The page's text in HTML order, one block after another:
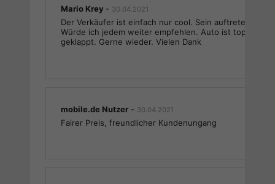
Mario Krey - 30.04.2021
Der Verkäufer ist einfach nur cool. Sein auftreten...
Würde ich jedem weiter empfehlen. Auto ist top. Alles
geklappt. Gerne wieder. Vielen Dank
mobile.de Nutzer - 30.04.2021
Fairer Preis, freundlicher Kundenungang